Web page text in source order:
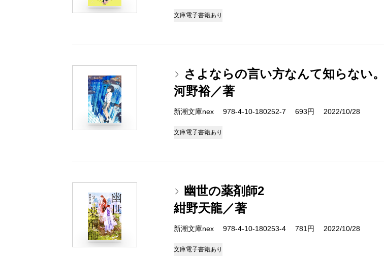
文庫電子書籍あり
さよならの言い方なんて知らない
河野裕／著
新潮文庫nex 978-4-10-180252-7 693円 2022/10/28
文庫電子書籍あり
幽世の薬剤師2
紺野天龍／著
新潮文庫nex 978-4-10-180253-4 781円 2022/10/28
文庫電子書籍あり